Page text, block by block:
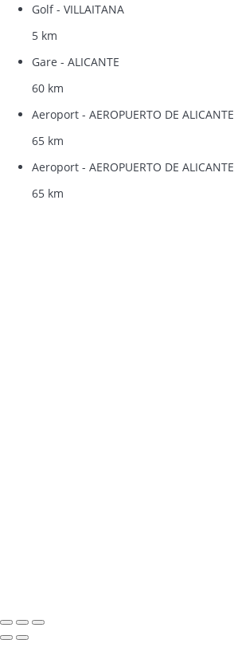
Golf - VILLAITANA
5 km
Gare - ALICANTE
60 km
Aeroport - AEROPUERTO DE ALICANTE
65 km
Aeroport - AEROPUERTO DE ALICANTE
65 km